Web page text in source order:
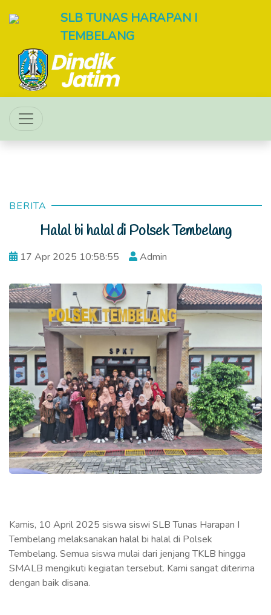
SLB TUNAS HARAPAN I
TEMBELANG
BERITA
Halal bi halal di Polsek Tembelang
17 Apr 2025 10:58:55 Admin
Kamis, 10 April 2025 siswa siswi SLB Tunas Harapan I
Tembelang melaksanakan halal bi halal di Polsek
Tembelang. Semua siswa mulai dari jenjang TKLB hingga
SMALB mengikuti kegiatan tersebut. Kami sangat diterima
dengan baik disana.